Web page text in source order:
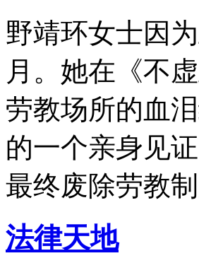
野靖环女士因
月。她在《不
劳教场所的血
的一个亲身见
最终废除劳教制
法律天地